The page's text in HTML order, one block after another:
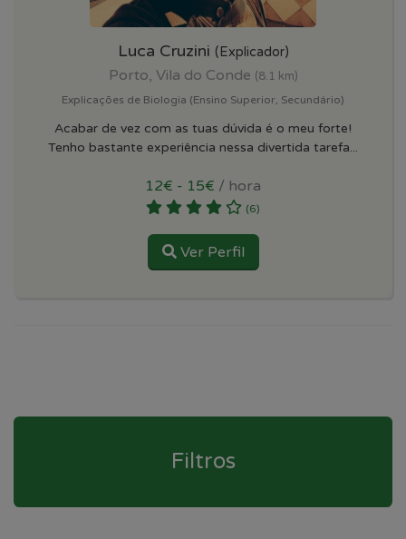
Luca Cruzini (Explicador)
Porto, Vila do Conde (8.1 km)
Explicações de Biologia (Ensino Superior, Secundário)
Acabar de vez com as tuas dúvida é o meu forte!
Tenho bastante experiência nessa divertida tarefa...
12€ - 15€ / hora
(6)
Ver Perfil
Filtros